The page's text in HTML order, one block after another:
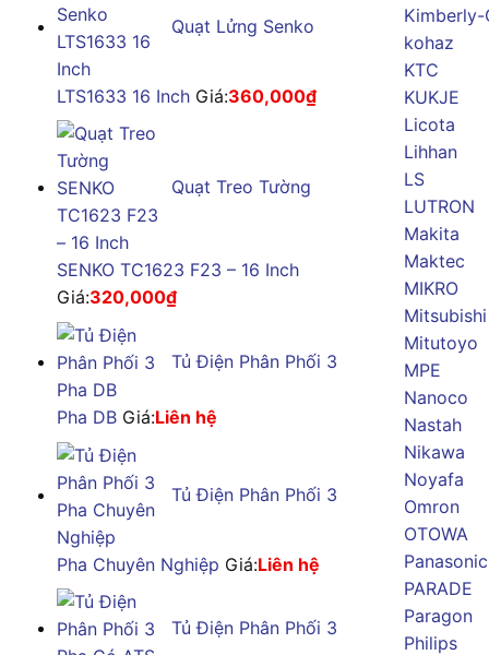
Quạt Lửng Senko
LTS1633 16 Inch Giá:360,000₫
Quạt Treo Tường
SENKO TC1623 F23 – 16 Inch
Giá:320,000₫
Tủ Điện Phân Phối 3
Pha DB Giá:Liên hệ
Tủ Điện Phân Phối 3
Pha Chuyên Nghiệp Giá:Liên hệ
Tủ Điện Phân Phối 3
Kimberly-
kohaz
KTC
KUKJE
Licota
Lihhan
LS
LUTRON
Makita
Maktec
MIKRO
Mitsubishi
Mitutoyo
MPE
Nanoco
Nastah
Nikawa
Noyafa
Omron
OTOWA
Panasonic
PARADE
Paragon
Philips